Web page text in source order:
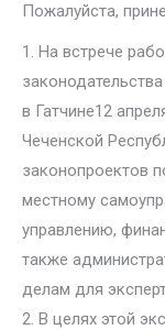
Пожалуйста,
1. На встрече
в Гатчине12
Чеченской
законопроектов
местному
управлению,
также
делам для
2. В целях этой